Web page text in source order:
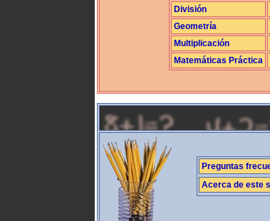
División
Geometría
Multiplicación
Matemáticas Práctica
Preguntas
Acerca de este